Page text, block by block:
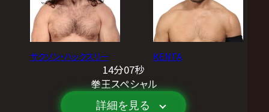
サクソン・ハックスリー KENTA
14分07秒
拳王スペシャル
詳細を見る